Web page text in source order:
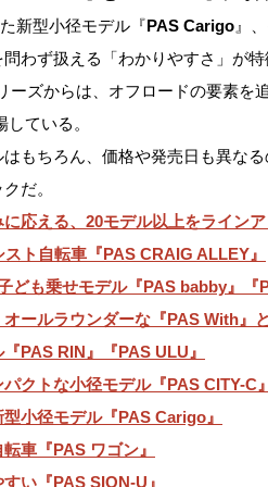
新型小径モデル『PAS Carigo 』
わず扱える「わかりやすさ」が特
ーズからは、オフロードの要素を
している。
もちろん、価格や発売日も異な
だ。
応える、20モデル以上をライン
ト自転車『PAS CRAIG ALLEY』
も乗せモデル『PAS babby』『
ールラウンダーな『PAS With』
PAS RIN』『PAS ULU』
クトな小径モデル『PAS CITY-C』
小径モデル『PAS Carigo』
車『PAS ワゴン』
い『PAS SION-U』